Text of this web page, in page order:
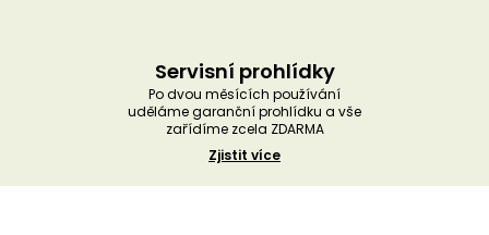
Servisní prohlídky
Po dvou měsících používání
uděláme garanční prohlídku a vše
zařídíme zcela ZDARMA
Zjistit více